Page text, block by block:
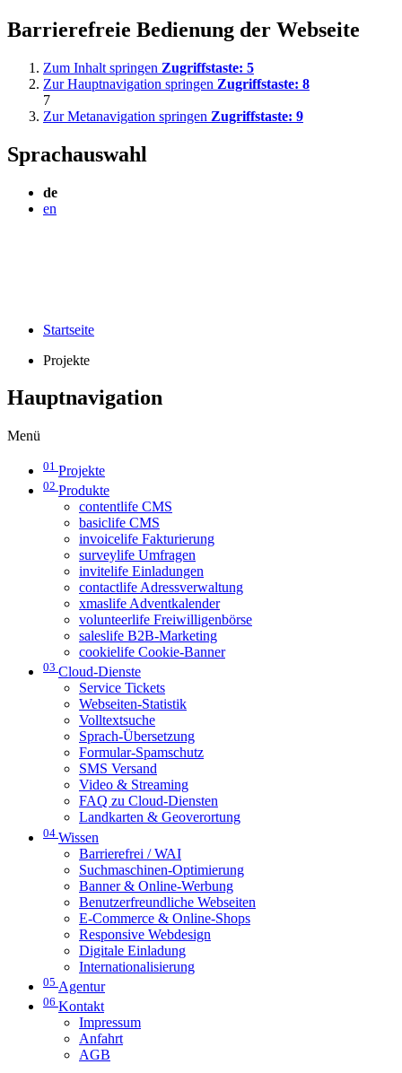
Barrierefreie Bedienung der Webseite
Zum Inhalt springen Zugriffstaste: 5
Zur Hauptnavigation springen Zugriffstaste: 8
7
Zur Metanavigation springen Zugriffstaste: 9
Sprachauswahl
de
en
Startseite
Projekte
Hauptnavigation
Menü
01 Projekte
02 Produkte
contentlife CMS
basiclife CMS
invoicelife Fakturierung
surveylife Umfragen
invitelife Einladungen
contactlife Adressverwaltung
xmaslife Adventkalender
volunteerlife Freiwilligenbörse
saleslife B2B-Marketing
cookielife Cookie-Banner
03 Cloud-Dienste
Service Tickets
Webseiten-Statistik
Volltextsuche
Sprach-Übersetzung
Formular-Spamschutz
SMS Versand
Video & Streaming
FAQ zu Cloud-Diensten
Landkarten & Geoverortung
04 Wissen
Barrierefrei / WAI
Suchmaschinen-Optimierung
Banner & Online-Werbung
Benutzerfreundliche Webseiten
E-Commerce & Online-Shops
Responsive Webdesign
Digitale Einladung
Internationalisierung
05 Agentur
06 Kontakt
Impressum
Anfahrt
AGB